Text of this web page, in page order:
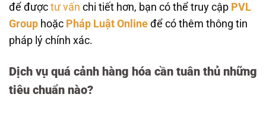
để được tư vấn chi tiết hơn, bạn có thể truy cập PVL
Group hoặc Pháp Luật Online để có thêm thông tin
pháp lý chính xác.
Dịch vụ quá cảnh hàng hóa cần tuân thủ những
tiêu chuẩn nào?